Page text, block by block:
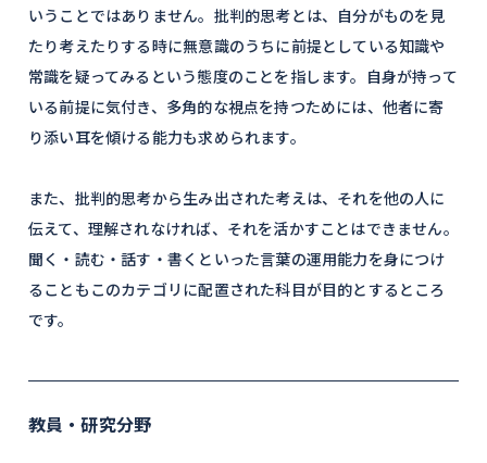
いうことではありません。批判的思考とは、自分がものを見
たり考えたりする時に無意識のうちに前提としている知識や
常識を疑ってみるという態度のことを指します。自身が持って
いる前提に気付き、多角的な視点を持つためには、他者に寄
り添い耳を傾ける能力も求められます。
また、批判的思考から生み出された考えは、それを他の人に
伝えて、理解されなければ、それを活かすことはできません。
聞く・読む・話す・書くといった言葉の運用能力を身につけ
ることもこのカテゴリに配置された科目が目的とするところ
です。
教員・研究分野